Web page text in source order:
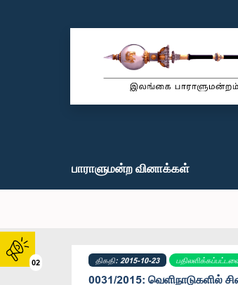
02
பாராளுமன்ற வினாக்கள்
திகதி: 2015-10-23
0031/2015: வெளிநாடுகளில்